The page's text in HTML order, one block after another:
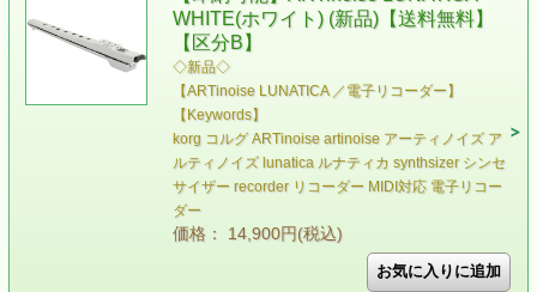
WHITE(ホワイト) (新品)【送料無料】
【区分B】
◇新品◇
【ARTinoise LUNATICA ／電子リコーダー】
【Keywords】
korg コルグ ARTinoise artinoise アーティノイズ ア
ルティノイズ lunatica ルナティカ synthsizer シンセ
サイザー recorder リコーダー MIDI対応 電子リコー
ダー
価格： 14,900円(税込)